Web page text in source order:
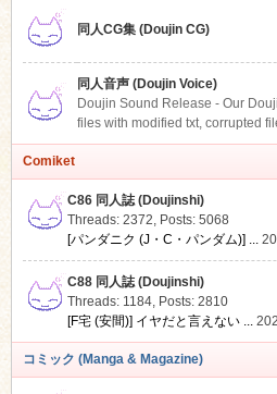
同人CG集 (Doujin CG)
同人音声 (Doujin Voice)
Doujin Sound Release - Our
files with modified txt, corrupted
Comiket
C86 同人誌 (Doujinshi)
Threads: 2372, Posts: 5068
[パンダニク (J・C・パンダム)] ...
C88 同人誌 (Doujinshi)
Threads: 1184, Posts: 2810
[F宅 (安間)] イヤだと言えない ...
コミック (Manga & Magazine)